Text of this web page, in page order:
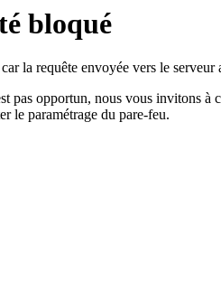
bloqué
la requête envoyée vers le serveur
pas opportun, nous vous invitons à
le paramétrage du pare-feu.